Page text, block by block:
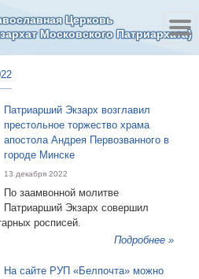
Церковь
Московского Патриархата)
Патриарший Экзарх возглавил
престольное торжество храма
апостола Андрея Первозванного в
городе Минске
13 декабря 2022
По заамвонной молитве
Патриарший Экзарх совершил
росписей.
Подробнее »
На сайте РУП «Белпочта» можно